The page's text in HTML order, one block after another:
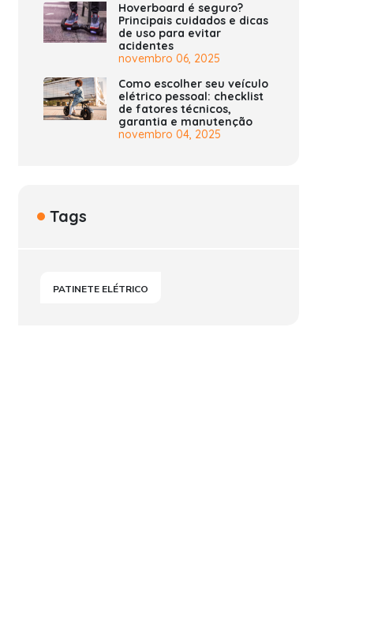
Hoverboard é seguro?
Principais cuidados e dicas
de uso para evitar
acidentes
novembro 06, 2025
Como escolher seu veículo
elétrico pessoal: checklist
de fatores técnicos,
garantia e manutenção
novembro 04, 2025
Tags
PATINETE ELÉTRICO